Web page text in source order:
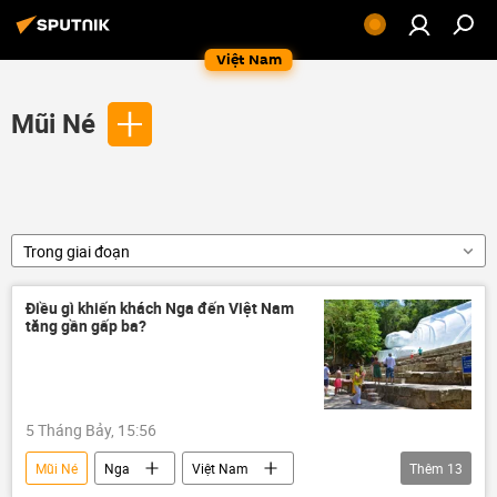
Việt Nam
Mũi Né
Trong giai đoạn
Điều gì khiến khách Nga đến Việt Nam
tăng gần gấp ba?
5 Tháng Bảy, 15:56
Mũi Né Nga
Việt Nam
Thêm 13